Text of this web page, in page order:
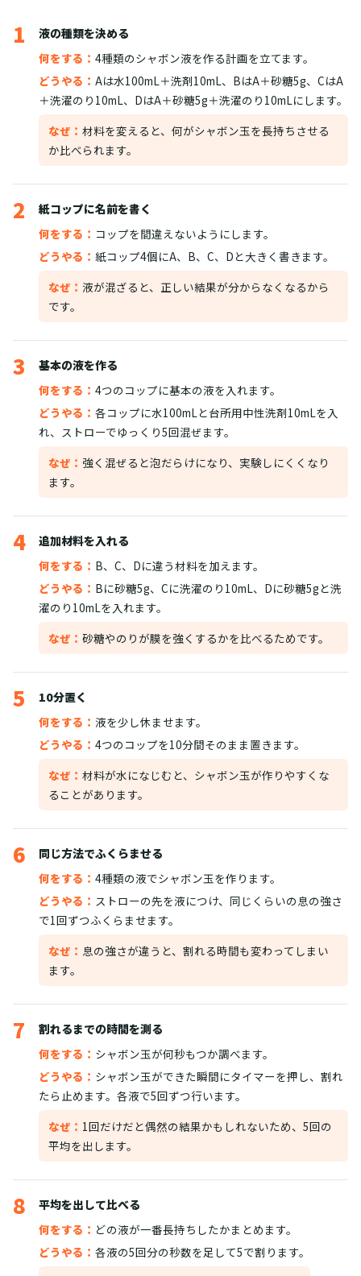
1
液の種類を決める
何をする： 4種類のシャボン液を作る計画を立てます。
どうやる： Aは水100mL＋洗剤10mL、BはA＋砂糖5g、CはA
＋洗濯のり10mL、DはA＋砂糖5g＋洗濯のり10mLにします。
なぜ： 材料を変えると、何がシャボン玉を長持ちさせる
か比べられます。
2
紙コップに名前を書く
何をする： コップを間違えないようにします。
どうやる： 紙コップ4個にA、B、C、Dと大きく書きます。
なぜ： 液が混ざると、正しい結果が分からなくなるから
です。
3
基本の液を作る
何をする： 4つのコップに基本の液を入れます。
どうやる： 各コップに水100mLと台所用中性洗剤10mLを入
れ、ストローでゆっくり5回混ぜます。
なぜ： 強く混ぜると泡だらけになり、実験しにくくなり
ます。
4
追加材料を入れる
何をする： B、C、Dに違う材料を加えます。
どうやる： Bに砂糖5g、Cに洗濯のり10mL、Dに砂糖5gと洗
濯のり10mLを入れます。
なぜ： 砂糖やのりが膜を強くするかを比べるためです。
5
10分置く
何をする： 液を少し休ませます。
どうやる： 4つのコップを10分間そのまま置きます。
なぜ： 材料が水になじむと、シャボン玉が作りやすくな
ることがあります。
6
同じ方法でふくらませる
何をする： 4種類の液でシャボン玉を作ります。
どうやる： ストローの先を液につけ、同じくらいの息の強さ
で1回ずつふくらませます。
なぜ： 息の強さが違うと、割れる時間も変わってしまい
ます。
7
割れるまでの時間を測る
何をする： シャボン玉が何秒もつか調べます。
どうやる： シャボン玉ができた瞬間にタイマーを押し、割れ
たら止めます。各液で5回ずつ行います。
なぜ： 1回だけだと偶然の結果かもしれないため、5回の
平均を出します。
8
平均を出して比べる
何をする： どの液が一番長持ちしたかまとめます。
どうやる： 各液の5回分の秒数を足して5で割ります。